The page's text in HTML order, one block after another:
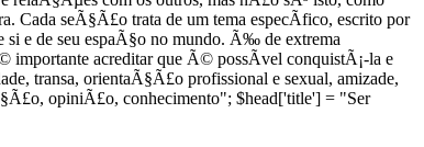
Cada seÃ§Ã£o trata de um tema especÃ­fico, escrito por
si e de seu espaÃ§o no mundo. Ã‰ de extrema
importante acreditar que Ã© possÃ­vel conquistÃ¡-la e
transa, orientaÃ§Ã£o profissional e sexual, amizade,
opiniÃ£o, conhecimento"; $head['title'] = "Ser